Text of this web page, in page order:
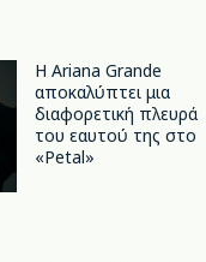
Η Ariana Grande
αποκαλύπτει μια
διαφορετική πλευρά
του εαυτού της στο
«Petal»